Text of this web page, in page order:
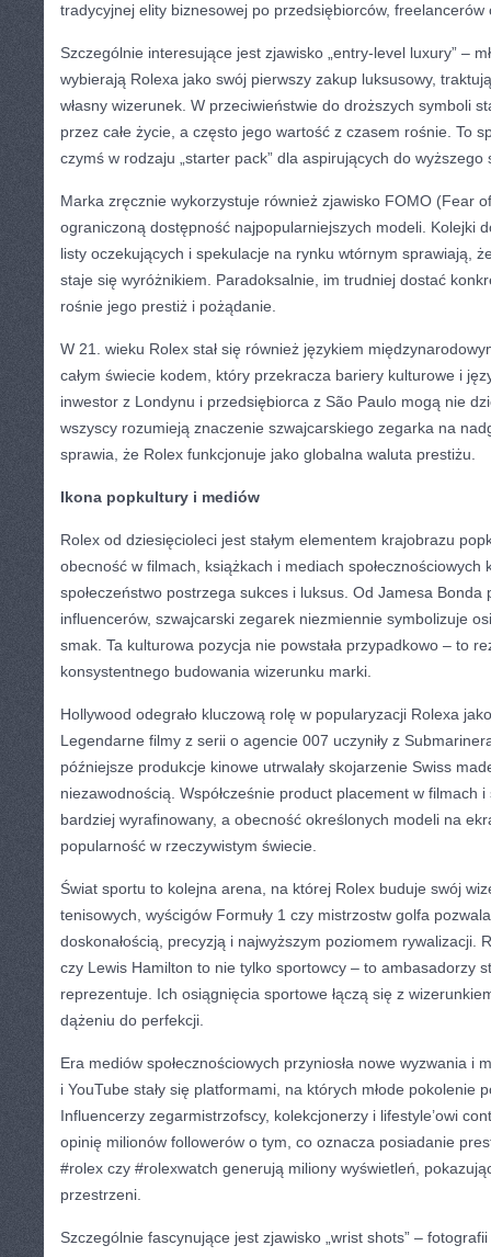
tradycyjnej elity biznesowej po przedsiębiorców,
Szczególnie interesujące jest zjawisko „entry-level luxury” –
wybierają Rolexa jako swój pierwszy zakup luksusowy,
własny wizerunek. W przeciwieństwie do droższych symboli
przez całe życie, a często jego wartość z czasem rośnie. To
czymś w rodzaju „starter pack” dla aspirujących do wyższego
Marka zręcznie wykorzystuje również zjawisko FOMO (Fear
ograniczoną dostępność najpopularniejszych modeli. Kolejki
listy oczekujących i spekulacje na rynku wtórnym sprawiają,
staje się wyróżnikiem. Paradoksalnie, im trudniej dostać
rośnie jego prestiż i pożądanie.
W 21. wieku Rolex stał się również językiem
całym świecie kodem, który przekracza bariery kulturowe i
inwestor z Londynu i przedsiębiorca z São Paulo mogą nie
wszyscy rozumieją znaczenie szwajcarskiego zegarka na
sprawia, że Rolex funkcjonuje jako globalna waluta prestiżu.
Ikona popkultury i mediów
Rolex od dziesięcioleci jest stałym elementem krajobrazu
obecność w filmach, książkach i mediach społecznościowych
społeczeństwo postrzega sukces i luksus. Od Jamesa Bonda
influencerów, szwajcarski zegarek niezmiennie symbolizuje
smak. Ta kulturowa pozycja nie powstała przypadkowo – to
konsystentnego budowania wizerunku marki.
Hollywood odegrało kluczową rolę w popularyzacji Rolexa
Legendarne filmy z serii o agencie 007 uczyniły z
późniejsze produkcje kinowe utrwalały skojarzenie Swiss
niezawodnością. Współcześnie product placement w filmach i
bardziej wyrafinowany, a obecność określonych modeli na
popularność w rzeczywistym świecie.
Świat sportu to kolejna arena, na której Rolex buduje swój
tenisowych, wyścigów Formuły 1 czy mistrzostw golfa
doskonałością, precyzją i najwyższym poziomem rywalizacji.
czy Lewis Hamilton to nie tylko sportowcy – to ambasadorzy
reprezentuje. Ich osiągnięcia sportowe łączą się z
dążeniu do perfekcji.
Era mediów społecznościowych przyniosła nowe wyzwania i
i YouTube stały się platformami, na których młode pokolenie
Influencerzy zegarmistrzofscy, kolekcjonerzy i lifestyle’owi
opinię milionów followerów o tym, co oznacza posiadanie
#rolex czy #rolexwatch generują miliony wyświetleń,
przestrzeni.
Szczególnie fascynujące jest zjawisko „wrist shots” –